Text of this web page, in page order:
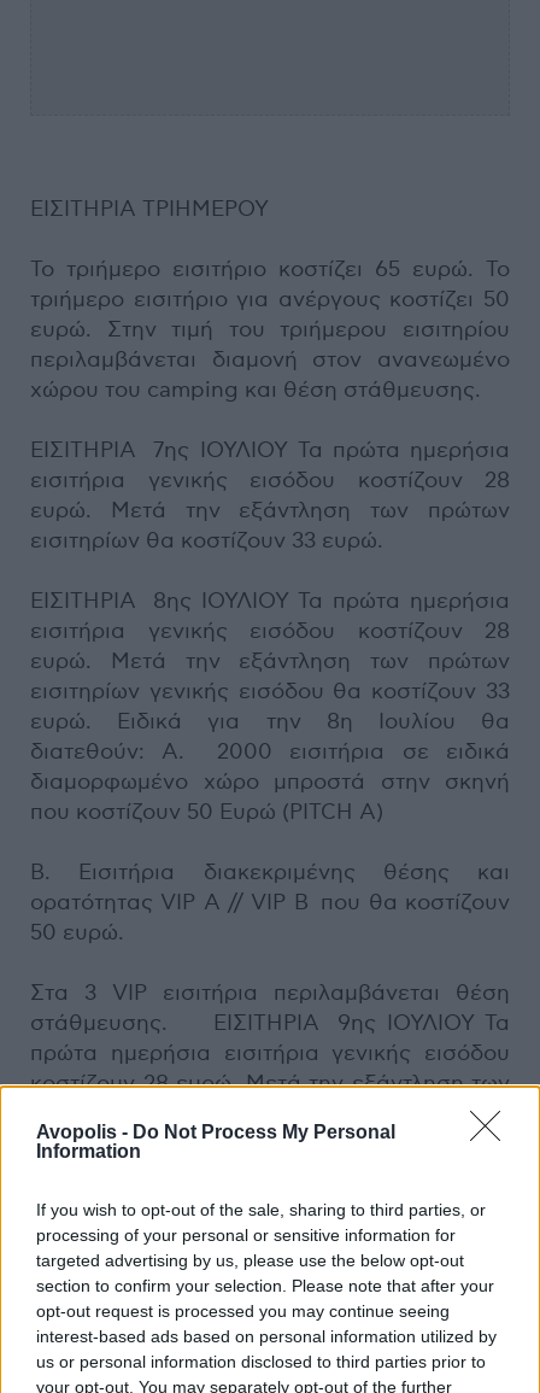
Avopolis - Do Not Process My Personal
Information
If you wish to opt-out of the sale, sharing to third parties, or
processing of your personal or sensitive information for
targeted advertising by us, please use the below opt-out
section to confirm your selection. Please note that after your
opt-out request is processed you may continue seeing
interest-based ads based on personal information utilized by
us or personal information disclosed to third parties prior to
your opt-out. You may separately opt-out of the further
ΕΙΣΙΤΗΡΙΑ ΤΡΙΗΜΕΡΟΥ
Το τριήμερο εισιτήριο κοστίζει 65 ευρώ. Το
τριήμερο εισιτήριο για ανέργους κοστίζει 50
ευρώ. Στην τιμή του τριήμερου εισιτηρίου
περιλαμβάνεται διαμονή στον ανανεωμένο
χώρου του camping και θέση στάθμευσης.
ΕΙΣΙΤΗΡΙΑ 7ης ΙΟΥΛΙΟΥ Τα πρώτα ημερήσια
εισιτήρια γενικής εισόδου κοστίζουν 28
ευρώ. Μετά την εξάντληση των πρώτων
εισιτηρίων θα κοστίζουν 33 ευρώ.
ΕΙΣΙΤΗΡΙΑ 8ης ΙΟΥΛΙΟΥ Τα πρώτα ημερήσια
εισιτήρια γενικής εισόδου κοστίζουν 28
ευρώ. Μετά την εξάντληση των πρώτων
εισιτηρίων γενικής εισόδου θα κοστίζουν 33
ευρώ. Ειδικά για την 8η Ιουλίου θα
διατεθούν: Α. 2000 εισιτήρια σε ειδικά
διαμορφωμένο χώρο μπροστά στην σκηνή
που κοστίζουν 50 Ευρώ (PITCH A)
Β. Εισιτήρια διακεκριμένης θέσης και
ορατότητας VIP A // VIP B που θα κοστίζουν
50 ευρώ.
Στα 3 VIP εισιτήρια περιλαμβάνεται θέση
στάθμευσης. ΕΙΣΙΤΗΡΙΑ 9ης ΙΟΥΛΙΟΥ Τα
πρώτα ημερήσια εισιτήρια γενικής εισόδου
κοστίζουν 28 ευρώ. Μετά την εξάντληση των
πρώτων εισιτηρίων θα κοστίζουν 33 ευρώ.
ΣΗΜΕΙΑ ΠΡΟΠΩΛΗΣΗΣ
Αθήνα TICKETHOUSE Πανεπιστημίου 42
(εντός της στοάς) Τηλ.: 210 3608 366
Θεσσαλονίκη MUSICLAND Μητροπόλεως